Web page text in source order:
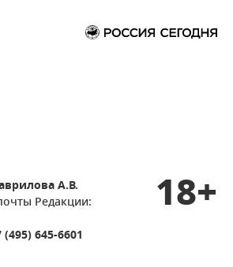
А.В.
Редакции:
(495) 645-6601
18+